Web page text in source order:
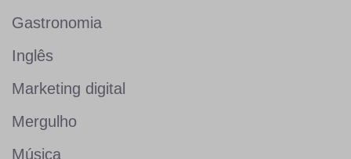
Gastronomia
Inglês
Marketing digital
Mergulho
Música